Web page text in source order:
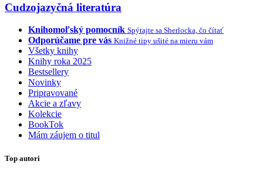
Cudzojazyčná literatúra
Knihomoľský pomocník Spýtajte sa Sherlocka, čo čítať
Odporúčame pre vás Knižné tipy ušité na mieru vám
Všetky knihy
Knihy roka 2025
Bestsellery
Novinky
Pripravované
Akcie a zľavy
Kolekcie
BookTok
Mám záujem o titul
Top autori